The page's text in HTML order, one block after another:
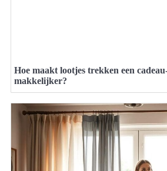
Hoe maakt lootjes trekken een
makkelijker?